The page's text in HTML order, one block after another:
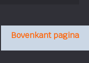
Bovenkant pagina